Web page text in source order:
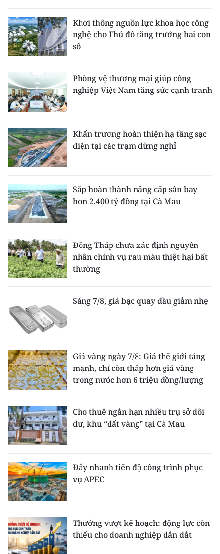
Khơi thông nguồn lực khoa học công
nghệ cho Thủ đô tăng trưởng hai con
số
Phòng vệ thương mại giúp công
nghiệp Việt Nam tăng sức cạnh tranh
Khẩn trương hoàn thiện hạ tầng sạc
điện tại các trạm dừng nghỉ
Sắp hoàn thành nâng cấp sân bay
hơn 2.400 tỷ đồng tại Cà Mau
Đồng Tháp chưa xác định nguyên
nhân chính vụ rau màu thiệt hại bất
thường
Sáng 7/8, giá bạc quay đầu giảm nhẹ
Giá vàng ngày 7/8: Giá thế giới tăng
mạnh, chỉ còn thấp hơn giá vàng
trong nước hơn 6 triệu đồng/lượng
Cho thuê ngắn hạn nhiều trụ sở dôi
dư, khu “đất vàng” tại Cà Mau
Đẩy nhanh tiến độ công trình phục
vụ APEC
Thưởng vượt kế hoạch: động lực còn
thiếu cho doanh nghiệp dẫn dắt